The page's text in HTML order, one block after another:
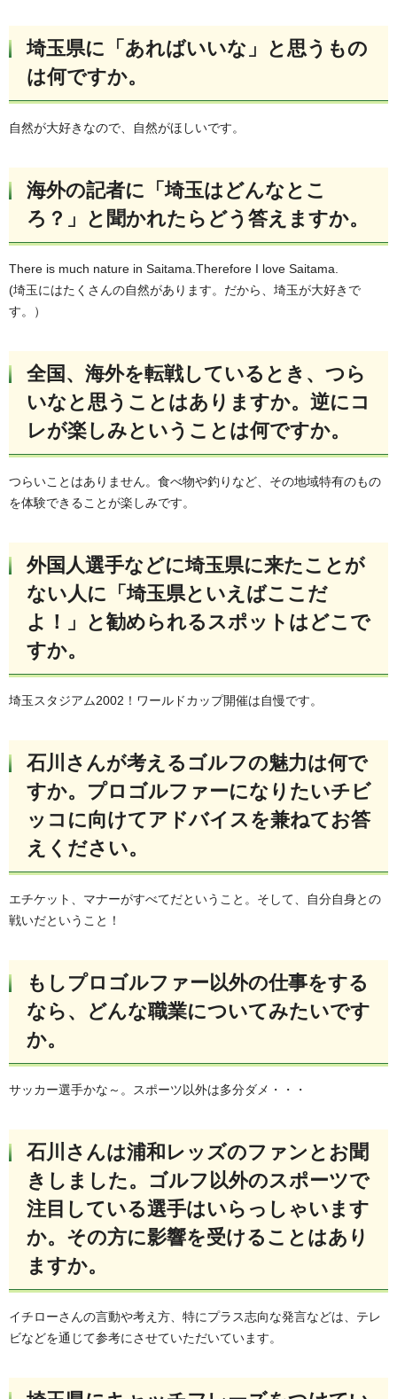
埼玉県に「あればいいな」と思うもの
は何ですか。
自然が大好きなので、自然がほしいです。
海外の記者に「埼玉はどんなとこ
ろ？」と聞かれたらどう答えますか。
There is much nature in Saitama.Therefore I love Saitama.
(埼玉にはたくさんの自然があります。だから、埼玉が大好きで
す。）
全国、海外を転戦しているとき、つら
いなと思うことはありますか。逆にコ
レが楽しみということは何ですか。
つらいことはありません。食べ物や釣りなど、その地域特有のもの
を体験できることが楽しみです。
外国人選手などに埼玉県に来たことが
ない人に「埼玉県といえばここだ
よ！」と勧められるスポットはどこで
すか。
埼玉スタジアム2002！ワールドカップ開催は自慢です。
石川さんが考えるゴルフの魅力は何で
すか。プロゴルファーになりたいチビ
ッコに向けてアドバイスを兼ねてお答
えください。
エチケット、マナーがすべてだということ。そして、自分自身との
戦いだということ！
もしプロゴルファー以外の仕事をする
なら、どんな職業についてみたいです
か。
サッカー選手かな～。スポーツ以外は多分ダメ・・・
石川さんは浦和レッズのファンとお聞
きしました。ゴルフ以外のスポーツで
注目している選手はいらっしゃいます
か。その方に影響を受けることはあり
ますか。
イチローさんの言動や考え方、特にプラス志向な発言などは、テレ
ビなどを通じて参考にさせていただいています。